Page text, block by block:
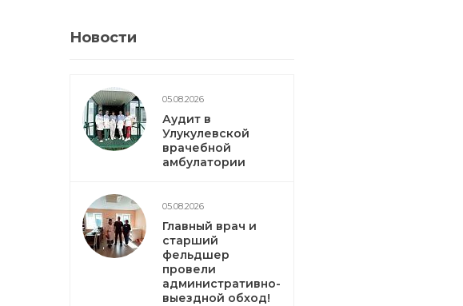
Новости
05.08.2026
Аудит в
Улукулевской
врачебной
амбулатории
05.08.2026
Главный врач и
старший
фельдшер
провели
административно-
выездной обход!